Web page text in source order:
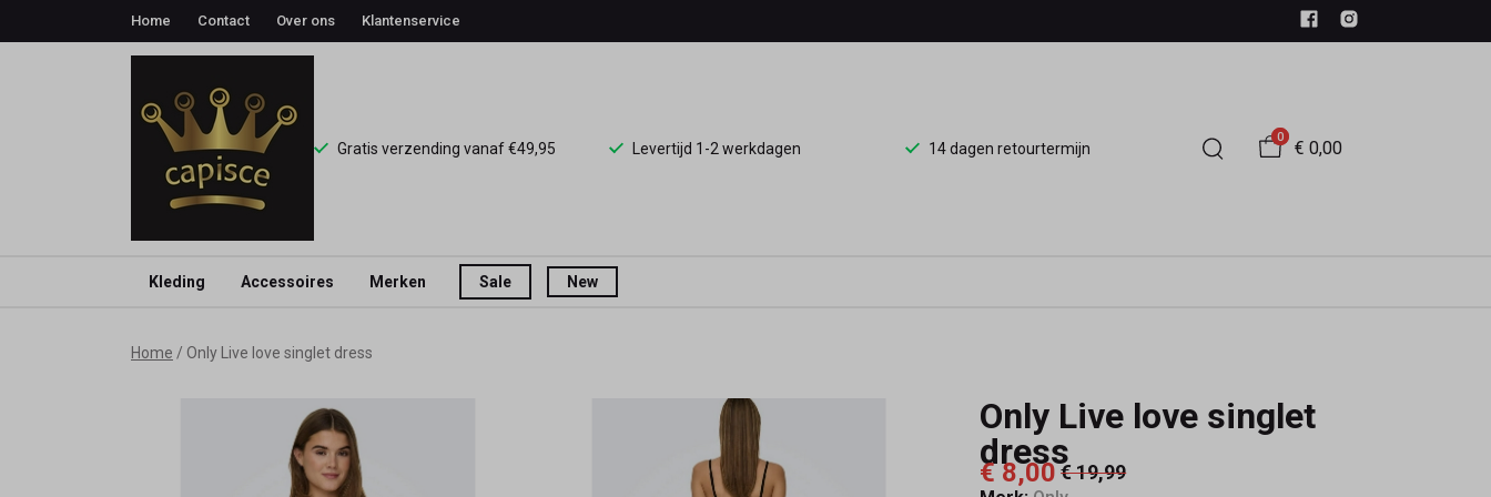
Home Contact Over ons Klantenservice
Gratis verzending vanaf €49,95 Levertijd 1-2 werkdagen 14 dagen retourtermijn
0
€ 0,00
Kleding Accessoires Merken Sale New
Home Only Live love singlet dress
Only Live love singlet
dress
€ 8,00€ 19,99